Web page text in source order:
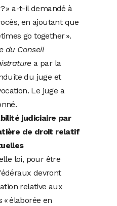
» a-t-il demandé à
en ajoutant que
go together ».
du Conseil
a par la
du juge et
Le juge a
judiciaire par
de droit relatif
loi, pour être
devront
relative aux
« élaborée en